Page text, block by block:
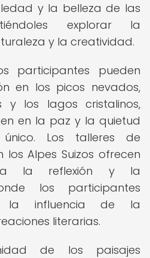
y la belleza de las
explorar la
y la creatividad.
participantes pueden
en los picos nevados,
y los lagos cristalinos,
en la paz y la quietud
Los talleres de
Alpes Suizos ofrecen
la reflexión y la
los participantes
la influencia de la
literarias.
de los paisajes